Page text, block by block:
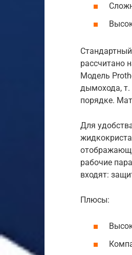
рассчитано
Модель
дымохода, т.
порядке.
Для
рабочие
входят:
Плюсы: